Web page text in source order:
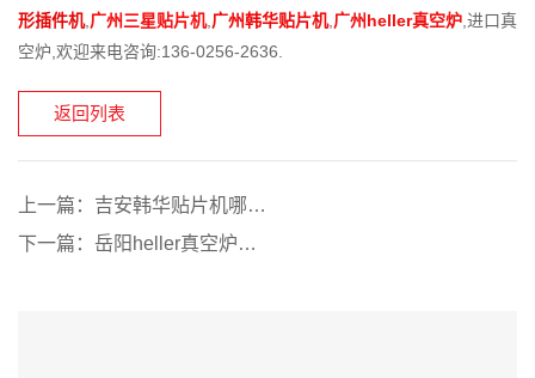
形插件机, 广州三星贴片机, 广州韩华贴片机, 广州heller真空炉 ,进口真
空炉,欢迎来电咨询:136-0256-2636.
返回列表
上一篇： 吉安韩华贴片机哪家好
下一篇： 岳阳heller真空炉哪家好